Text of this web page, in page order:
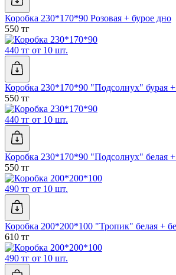
Коробка 230*170*90 Розовая + бурое дно
550 тг
440 тг от 10 шт.
Коробка 230*170*90 "Подсолнух" бурая
550 тг
440 тг от 10 шт.
Коробка 230*170*90 "Подсолнух" белая
550 тг
490 тг от 10 шт.
Коробка 200*200*100 "Тропик" белая +
610 тг
490 тг от 10 шт.